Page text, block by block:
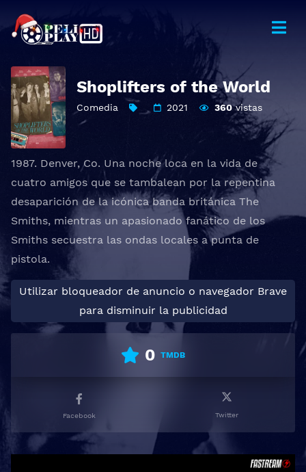
Shoplifters of the World
Comedia 2021 360vistas
1987. Denver, Co. Una noche loca en la vida de
cuatro amigos que se tambalean por la repentina
desaparición de la icónica banda británica The
Smiths, mientras un apasionado fanático de los
Smiths secuestra las ondas locales a punta de
pistola.
Utilizar bloqueador de anuncio o navegador Brave
para disminuir la publicidad
0 TMDB
Facebook Twitter